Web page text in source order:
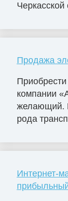
Черкасской
Продажа
компании
желающий.
рода
Интернет-